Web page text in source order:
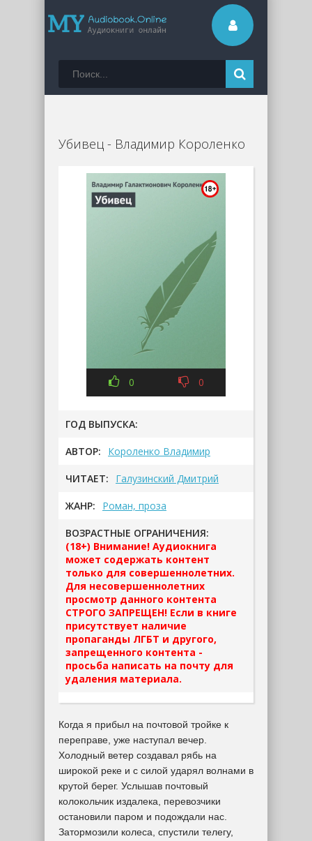
Убивец - Владимир Короленко
0 0
ГОД ВЫПУСКА:
АВТОР: Короленко Владимир
ЧИТАЕТ: Галузинский Дмитрий
ЖАНР: Роман, проза
ВОЗРАСТНЫЕ ОГРАНИЧЕНИЯ:
(18+) Внимание! Аудиокнига
может содержать контент
только для совершеннолетних.
Для несовершеннолетних
просмотр данного контента
СТРОГО ЗАПРЕЩЕН! Если в книге
присутствует наличие
пропаганды ЛГБТ и другого,
запрещенного контента -
просьба написать на почту для
удаления материала.
Когда я прибыл на почтовой тройке к
переправе, уже наступал вечер.
Холодный ветер создавал рябь на
широкой реке и с силой ударял волнами в
крутой берег. Услышав почтовый
колокольчик издалека, перевозчики
остановили паром и подождали нас.
Затормозили колеса, спустили телегу,